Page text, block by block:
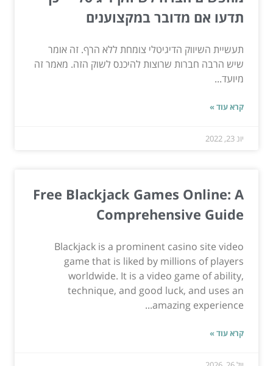
תדעו אם מדובר במקצוענים
תעשיית השיווק הדיגיטלי צומחת ללא הרף. זה אומר
שיש הרבה חברות שרוצות להיכנס לשוק הזה. מאמר זה
מיועד...
קרא עוד »
יונ 23, 2022
Free Blackjack Games Online: A
Comprehensive Guide
Blackjack is a prominent casino site video
game that is liked by millions of players
worldwide. It is a video game of ability,
technique, and good luck, and uses an
amazing experience...
קרא עוד »